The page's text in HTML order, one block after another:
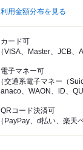
利用金額分布を見る
カード可
（VISA、Master、JCB、
電子マネー可
（交通系電子マネー（
anaco、WAON、iD、
QRコード決済可
（PayPay、d払い、楽天